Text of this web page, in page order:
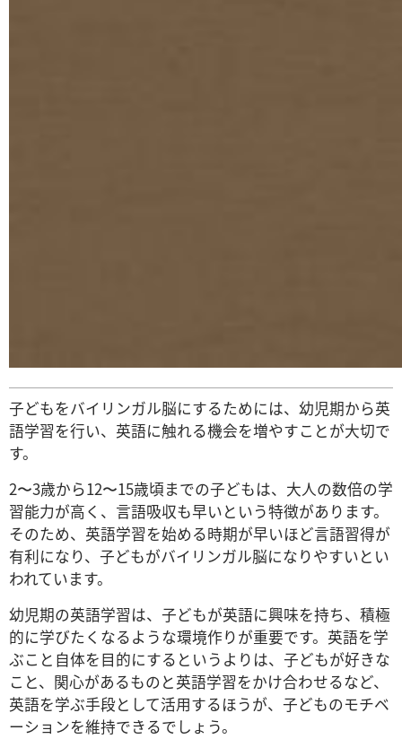
子どもをバイリンガル脳にするためには、幼児期から英
語学習を行い、英語に触れる機会を増やすことが大切で
す。
2〜3歳から12〜15歳頃までの子どもは、大人の数倍の学
習能力が高く、言語吸収も早いという特徴があります。
そのため、英語学習を始める時期が早いほど言語習得が
有利になり、子どもがバイリンガル脳になりやすいとい
われています。
幼児期の英語学習は、子どもが英語に興味を持ち、積極
的に学びたくなるような環境作りが重要です。英語を学
ぶこと自体を目的にするというよりは、子どもが好きな
こと、関心があるものと英語学習をかけ合わせるなど、
英語を学ぶ手段として活用するほうが、子どものモチベ
ーションを維持できるでしょう。